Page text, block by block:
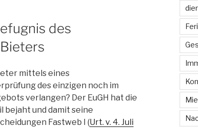
des
mittels eines
des einzigen noch im
verlangen? Der EuGH hat die
bejaht und damit seine
Fastweb I (Urt. v. 4. Juli